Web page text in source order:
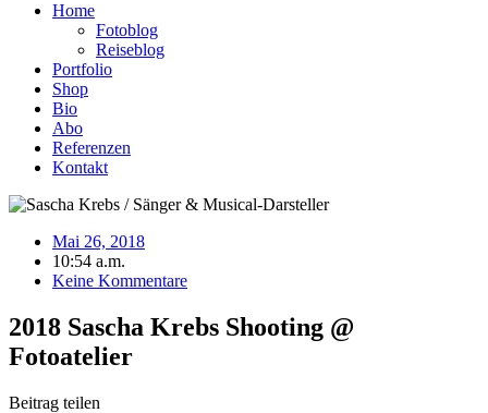
Home
Fotoblog
Reiseblog
Portfolio
Shop
Bio
Abo
Referenzen
Kontakt
Mai 26, 2018
10:54 a.m.
Keine Kommentare
2018 Sascha Krebs Shooting @
Fotoatelier
Beitrag teilen